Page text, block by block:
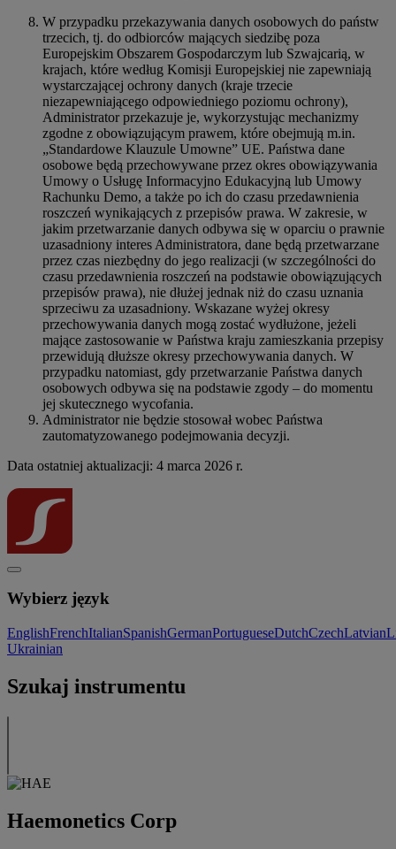
W przypadku przekazywania danych osobowych do państw
trzecich, tj. do odbiorców mających siedzibę poza
Europejskim Obszarem Gospodarczym lub Szwajcarią, w
krajach, które według Komisji Europejskiej nie zapewniają
wystarczającej ochrony danych (kraje trzecie
niezapewniającego odpowiedniego poziomu ochrony),
Administrator przekazuje je, wykorzystując mechanizmy
zgodne z obowiązującym prawem, które obejmują m.in.
„Standardowe Klauzule Umowne” UE. Państwa dane
osobowe będą przechowywane przez okres obowiązywania
Umowy o Usługę Informacyjno Edukacyjną lub Umowy
Rachunku Demo, a także po ich do czasu przedawnienia
roszczeń wynikających z przepisów prawa. W zakresie, w
jakim przetwarzanie danych odbywa się w oparciu o prawnie
uzasadniony interes Administratora, dane będą przetwarzane
przez czas niezbędny do jego realizacji (w szczególności do
czasu przedawnienia roszczeń na podstawie obowiązujących
przepisów prawa), nie dłużej jednak niż do czasu uznania
sprzeciwu za uzasadniony. Wskazane wyżej okresy
przechowywania danych mogą zostać wydłużone, jeżeli
mające zastosowanie w Państwa kraju zamieszkania przepisy
przewidują dłuższe okresy przechowywania danych. W
przypadku natomiast, gdy przetwarzanie Państwa danych
osobowych odbywa się na podstawie zgody – do momentu
jej skutecznego wycofania.
Administrator nie będzie stosował wobec Państwa
zautomatyzowanego podejmowania decyzji.
Data ostatniej aktualizacji: 4 marca 2026 r.
Wybierz język
EnglishFrenchItalianSpanishGermanPortugueseDutchCzechLatvian
Ukrainian
Szukaj instrumentu
Haemonetics Corp